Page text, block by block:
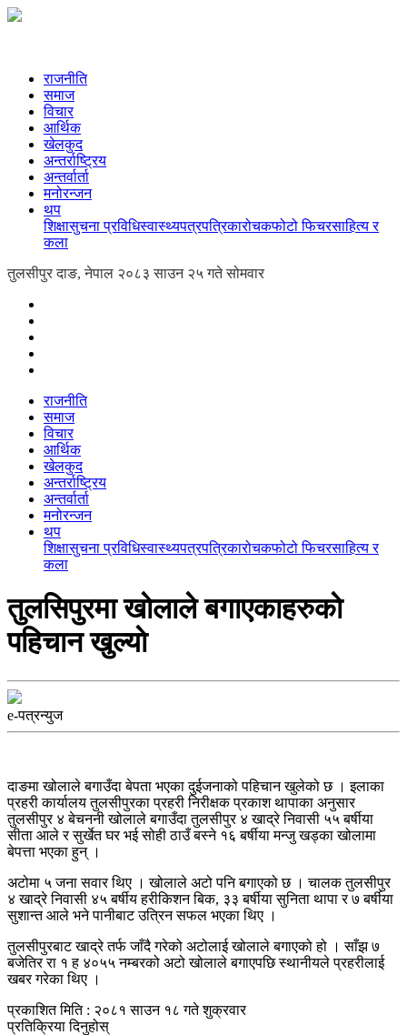
राजनीति
समाज
विचार
आर्थिक
खेलकुद
अन्तर्राष्ट्रिय
अन्तर्वार्ता
मनोरन्जन
थप
शिक्षासुचना प्रविधिस्वास्थ्यपत्रपत्रिकारोचकफोटो फिचरसाहित्य र
कला
तुलसीपुर दाङ, नेपाल २०८३ साउन २५ गते सोमवार
राजनीति
समाज
विचार
आर्थिक
खेलकुद
अन्तर्राष्ट्रिय
अन्तर्वार्ता
मनोरन्जन
थप
शिक्षासुचना प्रविधिस्वास्थ्यपत्रपत्रिकारोचकफोटो फिचरसाहित्य र
कला
तुलसिपुरमा खाेलाले बगाएकाहरुकाे
पहिचान खुल्याे
e-पत्रन्युज
दाङमा खोलाले बगाउँदा बेपता भएका दुईजनाको पहिचान खुलेको छ । इलाका
प्रहरी कार्यालय तुलसीपुरका प्रहरी निरीक्षक प्रकाश थापाका अनुसार
तुलसीपुर ४ बेचननी खोलाले बगाउँदा तुलसीपुर ४ खाद्रे निवासी ५५ बर्षीया
सीता आले र सुर्खेत घर भई सोही ठाउँ बस्ने १६ बर्षीया मन्जु खड्का खोलामा
बेपत्ता भएका हुन् ।
अटोमा ५ जना सवार थिए । खोलाले अटो पनि बगाएको छ । चालक तुलसीपुर
४ खाद्रे निवासी ४५ बर्षीय हरीकिशन बिक, ३३ बर्षीया सुनिता थापा र ७ बर्षीया
सुशान्त आले भने पानीबाट उत्रिन सफल भएका थिए ।
तुलसीपुरबाट खाद्रे तर्फ जाँदै गरेको अटोलाई खोलाले बगाएको हो । साँझ ७
बजेतिर रा १ ह ४०५५ नम्बरको अटो खोलाले बगाएपछि स्थानीयले प्रहरीलाई
खबर गरेका थिए ।
प्रकाशित मिति : २०८१ साउन १८ गते शुक्रवार
प्रतिक्रिया दिनुहोस्